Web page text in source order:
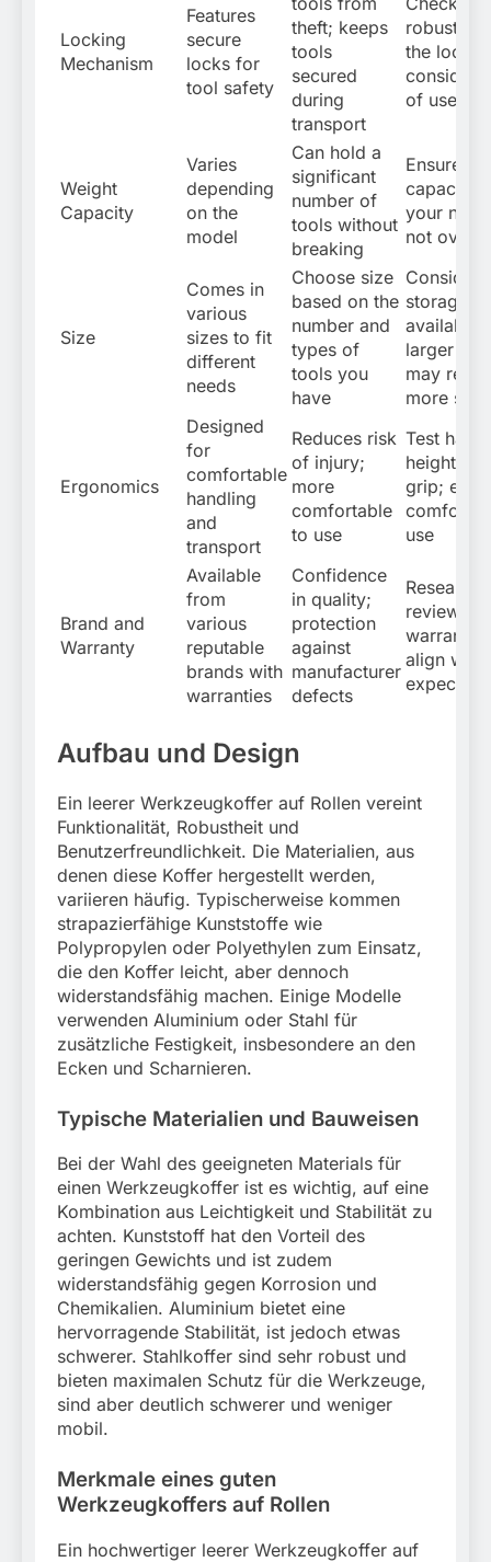
Locking
Mechanism
Features
secure
locks for
tool safety
theft; keeps
tools
secured
during
transport
the lock;
consider
of use
Weight
Capacity
Varies
depending
on the
model
Can hold a
significant
number of
tools without
breaking
Ensure
capacity
your
not
Size
Comes in
various
sizes to fit
different
needs
Choose size
based on the
number and
types of
tools you
have
Consider
storage
available;
larger
may
more
Ergonomics
Designed
for
comfortable
handling
and
transport
Reduces risk
of injury;
more
comfortable
to use
Test
height and
grip;
comfort
use
Brand and
Warranty
Available
from
various
reputable
brands with
warranties
Confidence
in quality;
protection
against
manufacturer
defects
Research
reviews;
warranty
align with
Aufbau und Design
Ein leerer Werkzeugkoffer auf Rollen vereint
Funktionalität, Robustheit und
Benutzerfreundlichkeit. Die Materialien, aus
denen diese Koffer hergestellt werden,
variieren häufig. Typischerweise kommen
strapazierfähige Kunststoffe wie
Polypropylen oder Polyethylen zum Einsatz,
die den Koffer leicht, aber dennoch
widerstandsfähig machen. Einige Modelle
verwenden Aluminium oder Stahl für
zusätzliche Festigkeit, insbesondere an den
Ecken und Scharnieren.
Typische Materialien und Bauweisen
Bei der Wahl des geeigneten Materials für
einen Werkzeugkoffer ist es wichtig, auf eine
Kombination aus Leichtigkeit und Stabilität zu
achten. Kunststoff hat den Vorteil des
geringen Gewichts und ist zudem
widerstandsfähig gegen Korrosion und
Chemikalien. Aluminium bietet eine
hervorragende Stabilität, ist jedoch etwas
schwerer. Stahlkoffer sind sehr robust und
bieten maximalen Schutz für die Werkzeuge,
sind aber deutlich schwerer und weniger
mobil.
Merkmale eines guten
Werkzeugkoffers auf Rollen
Ein hochwertiger leerer Werkzeugkoffer auf